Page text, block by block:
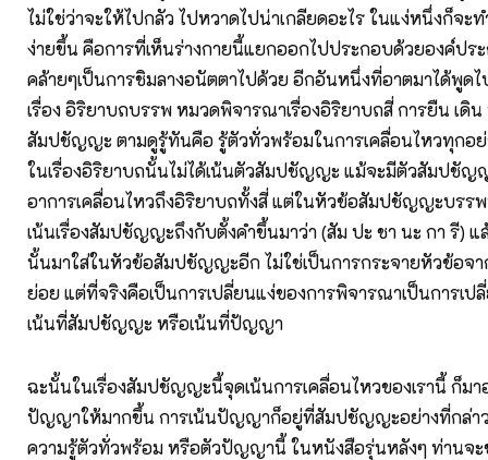
ไม่ใช่ว่าจะให้ไปกลัว ไปหวาดไปน่าเกลียดอะไร ในแง่หนึ่งก็จะ
ง่ายขึ้น คือการที่เห็นร่างกายนี้แยกออกไปประกอบด้วยองค์ปร
คล้ายๆเป็นการชิมลางอนัตตาไปด้วย อีกอันหนึ่งที่อาตมาได้พูด
เรื่อง อิริยาบถบรรพ หมวดพิจารณาเรื่องอิริยาบถสี่ การยืน เดิ
สัมปชัญญะ ตามดูรู้ทันคือ รู้ตัวทั่วพร้อมในการเคลื่อนไหวทุกอ
ในเรื่องอิริยาบถนั้นไม่ได้เน้นตัวสัมปชัญญะ แม้จะมีตัวสัมปชัญ
อาการเคลื่อนไหวถึงอิริยาบถทั้งสี่ แต่ในหัวข้อสัมปชัญญะบรรพ
เน้นเรื่องสัมปชัญญะถึงกับตั้งคำขึ้นมาว่า (สัม ปะ ชา นะ กา รี) แ
นั้นมาใส่ในหัวข้อสัมปชัญญะอีก ไม่ใช่เป็นการกระจายหัวข้อจา
ย่อย แต่ที่จริงคือเป็นการเปลี่ยนแง่ของการพิจารณาเป็นการเป
เน้นที่สัมปชัญญะ หรือเน้นที่ปัญญา
ฉะนั้นในเรื่องสัมปชัญญะนี้จุดเน้นการเคลื่อนไหวของเรานี้ ก็มา
ปัญญาให้มากขึ้น การเน้นปัญญาก็อยู่ที่สัมปชัญญะอย่างที่กล่า
ความรู้ตัวทั่วพร้อม หรือตัวปัญญานี้ ในหนังสือรุ่นหลังๆ ท่านจะ